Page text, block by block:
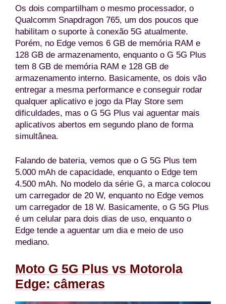
Os dois compartilham o mesmo processador, o
Qualcomm Snapdragon 765, um dos poucos que
habilitam o suporte à conexão 5G atualmente.
Porém, no Edge vemos 6 GB de memória RAM e
128 GB de armazenamento, enquanto o G 5G Plus
tem 8 GB de memória RAM e 128 GB de
armazenamento interno. Basicamente, os dois vão
entregar a mesma performance e conseguir rodar
qualquer aplicativo e jogo da Play Store sem
dificuldades, mas o G 5G Plus vai aguentar mais
aplicativos abertos em segundo plano de forma
simultânea.
Falando de bateria, vemos que o G 5G Plus tem
5.000 mAh de capacidade, enquanto o Edge tem
4.500 mAh. No modelo da série G, a marca colocou
um carregador de 20 W, enquanto no Edge vemos
um carregador de 18 W. Basicamente, o G 5G Plus
é um celular para dois dias de uso, enquanto o
Edge tende a aguentar um dia e meio de uso
mediano.
Moto G 5G Plus vs Motorola
Edge: câmeras